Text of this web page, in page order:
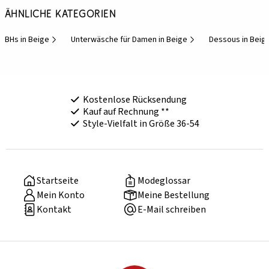
Ähnliche Kategorien
BHs in Beige Unterwäsche für Damen in Beige Dessous in
Kostenlose Rücksendung
Kauf auf Rechnung **
Style-Vielfalt in Größe 36-54
Startseite
Modeglossar
Mein Konto
Meine Bestellung
Kontakt
E-Mail schreiben